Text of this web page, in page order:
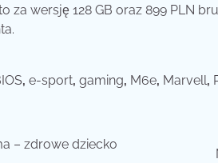
za wersję 128 GB oraz 899 PLN
, e-sport, gaming, M6e, Marvell,
– zdrowe dziecko